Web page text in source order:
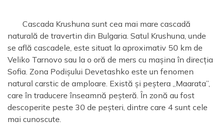
Cascada Krushuna sunt cea mai mare cascadă
naturală de travertin din Bulgaria. Satul Krushuna, unde
se află cascadele, este situat la aproximativ 50 km de
Veliko Tarnovo sau la o oră de mers cu mașina în direcția
Sofia. Zona Podișului Devetashko este un fenomen
natural carstic de amploare. Există și peștera „Maarata”,
care în traducere înseamnă peșteră. În zonă au fost
descoperite peste 30 de peșteri, dintre care 4 sunt cele
mai cunoscute.